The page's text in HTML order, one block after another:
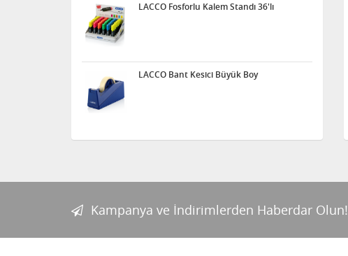
LACCO Fosforlu Kalem Standı 36'lı
LACCO Bant Kesici Büyük Boy
Kampanya ve İndirimlerden Haberdar Olun!